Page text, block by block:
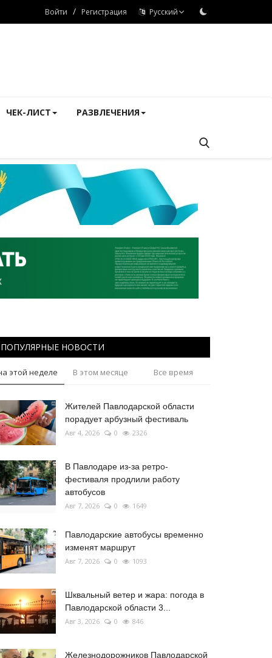
Войти / Регистрация Русский
ЧЕК-ЛИСТ РАЗВЛЕЧЕНИЯ
ПОПУЛЯРНЫЕ НОВОСТИ
этой неделе В этом месяце Все время
Жителей Павлодарской области
порадует арбузный фестиваль
Авг 4, 2026 0 2326
В Павлодаре из-за ретро-
фестиваля продлили работу
автобусов
Авг 7, 2026 0 1649
Павлодарские автобусы временно
изменят маршрут
Авг 7, 2026 0 1093
Шквальный ветер и жара: погода в
Павлодарской области 3...
Авг 3, 2026 0 846
Железнодорожников Павлодарской